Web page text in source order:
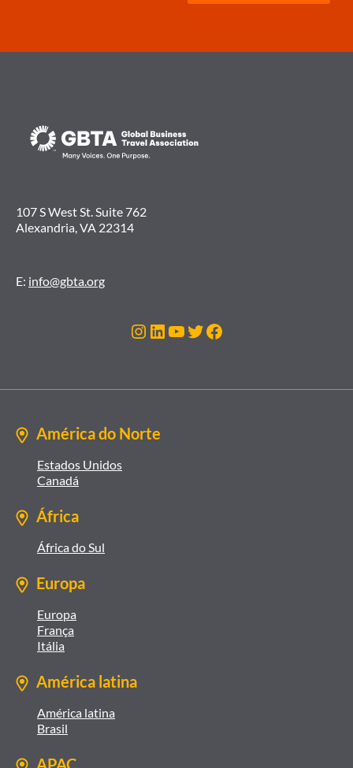
107 S West St. Suite 762
Alexandria, VA 22314
E: info@gbta.org
Instagram
LinkedIn
Youtube
Twitter
Facebook
América do Norte
Estados Unidos
Canadá
África
África do Sul
Europa
Europa
França
Itália
América latina
América latina
Brasil